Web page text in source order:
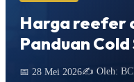
Harga reefer
Panduan
📅 28 Mei 2026✍️ Oleh: